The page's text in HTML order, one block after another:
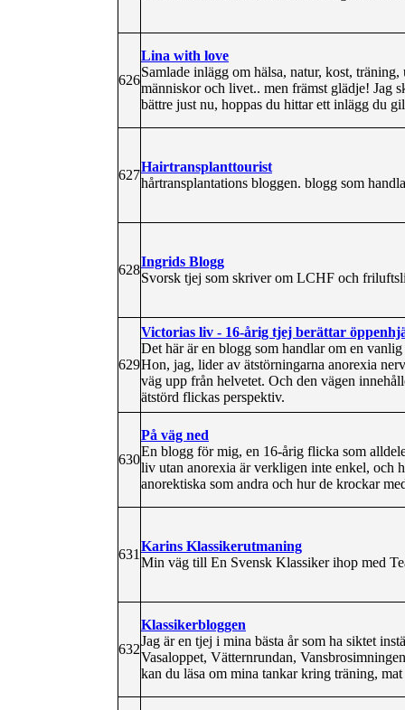
626
Lina with love
Samlade inlägg om hälsa, natur, kost,
människor och livet.. men främst glädje! Jag
bättre just nu, hoppas du hittar ett inlägg du
627
Hairtransplanttourist
hårtransplantations bloggen. blogg som
628
Ingrids Blogg
Svorsk tjej som skriver om LCHF och
629
Victorias liv - 16-årig tjej berättar
Det här är en blogg som handlar om en
Hon, jag, lider av ätstörningarna anorexia
väg upp från helvetet. Och den vägen
ätstörd flickas perspektiv.
630
På väg ned
En blogg för mig, en 16-årig flicka som
liv utan anorexia är verkligen inte enkel, och
anorektiska som andra och hur de krockar
631
Karins Klassikerutmaning
Min väg till En Svensk Klassiker ihop med
632
Klassikerbloggen
Jag är en tjej i mina bästa år som ha siktet
Vasaloppet, Vätternrundan,
kan du läsa om mina tankar kring träning,